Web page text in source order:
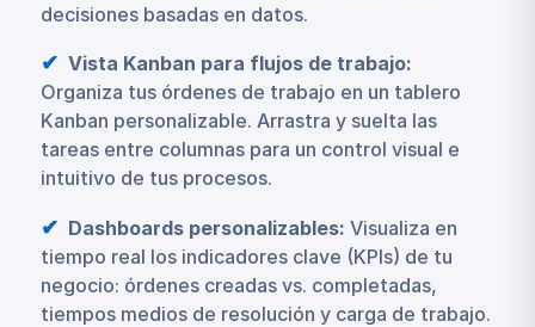
decisiones basadas en datos.
Vista Kanban para flujos de trabajo:
Organiza tus órdenes de trabajo en un tablero
Kanban personalizable. Arrastra y suelta las
tareas entre columnas para un control visual e
intuitivo de tus procesos.
Dashboards personalizables: Visualiza en
tiempo real los indicadores clave (KPIs) de tu
negocio: órdenes creadas vs. completadas,
tiempos medios de resolución y carga de trabajo.